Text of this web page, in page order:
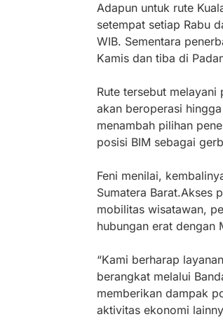
Adapun untuk rute
setempat setiap Rabu
WIB. Sementara
Kamis dan tiba di
Rute tersebut melayani
akan beroperasi
menambah pilihan
posisi BIM sebagai
Feni menilai,
Sumatera Barat.Akses
mobilitas wisatawan,
hubungan erat dengan
“Kami berharap
berangkat melalui
memberikan dampak
aktivitas ekonomi